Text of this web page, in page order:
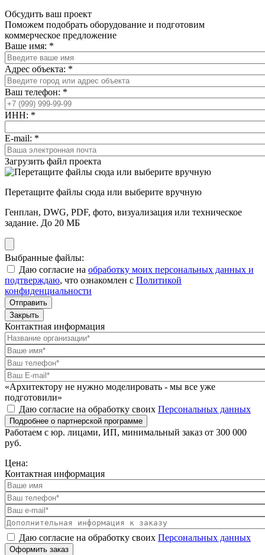
Обсудить ваш проект
Поможем подобрать оборудование и подготовим
коммерческое предложение
Ваше имя: *
Адрес объекта: *
Ваш телефон: *
ИНН: *
E-mail: *
Загрузить файл проекта
Перетащите файлы сюда или выберите вручную
Генплан, DWG, PDF, фото, визуализация или техническое
задание. До 20 МБ
Выбранные файлы:
Даю согласие на обработку моих персональных данных и
подтверждаю, что ознакомлен с Политикой
конфиденциальности
Отправить
Закрыть
Контактная информация
«Архитектору не нужно моделировать - мы все уже
подготовили»
Даю согласие на обработку своих Персональных данных
Подробнее о партнерской программе
Работаем с юр. лицами, ИП, минимальный заказ от 300 000
руб.
Цена:
Контактная информация
Даю согласие на обработку своих Персональных данных
Оформить заказ